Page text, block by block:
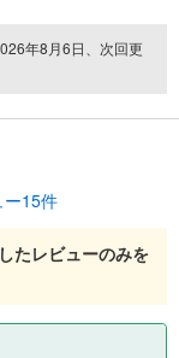
年8月6日、次回更
ー15件
たレビューのみを